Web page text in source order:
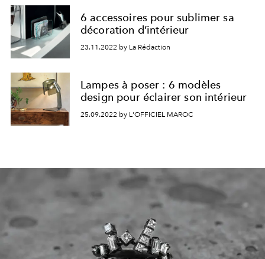
6 accessoires pour sublimer sa
décoration d’intérieur
23.11.2022 by La Rédaction
Lampes à poser : 6 modèles
design pour éclairer son intérieur
25.09.2022 by L'OFFICIEL MAROC